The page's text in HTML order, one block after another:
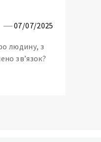
07/07/2025
людину, з
зв’язок?